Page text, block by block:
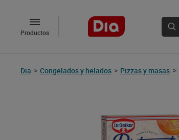
Productos
Dia > Congelados y helados > Pizzas y masas >